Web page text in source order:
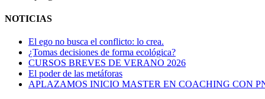
NOTICIAS
El ego no busca el conflicto: lo crea.
¿Tomas decisiones de forma ecológica?
CURSOS BREVES DE VERANO 2026
El poder de las metáforas
APLAZAMOS INICIO MASTER EN COACHING CON